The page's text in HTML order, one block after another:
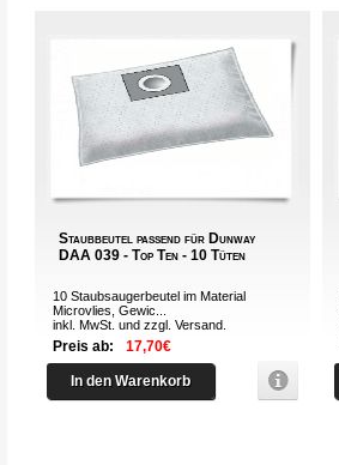
Staubbeutel passend für Dunway
DAA 039 - Top Ten - 10 Tüten
10 Staubsaugerbeutel im Material
Microvlies, Gewic...
inkl. MwSt. und zzgl.Versand
Preis ab: 17,70€
In den Warenkorb